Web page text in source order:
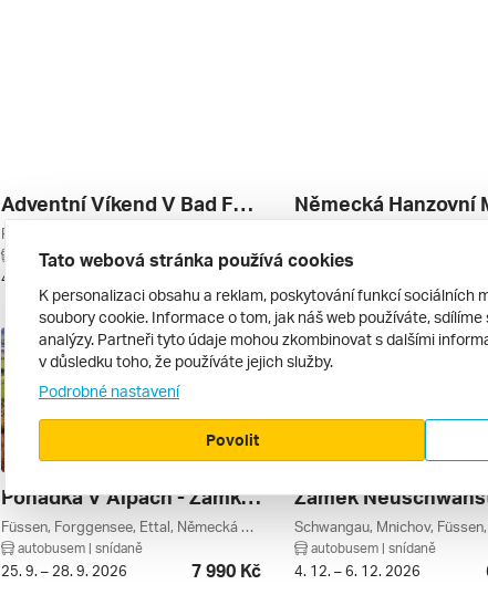
Adventní Víkend V Bad Füssing A Vánoční Trhy V Pasově ***
autobusem | bez stravy
4. 12. – 6. 12. 2026 4 599 Kč
Německá Hanzovní
autobusem | snídaně
Pohádka V Alpách - Zámky Ludvíka Ii. Bavorského
Füssen, Forggensee, Ettal, Německá Jezera, Garmisch-partenkirchen, Bavorsko, Allgäu, Německo
autobusem | snídaně
25. 9. – 28. 9. 2026 7 990 Kč
autobusem | snídaně
4. 12. – 6. 12. 2026
Tato webová stránka používá cookies
K personalizaci obsahu a reklam, poskytování funkcí sociálních
soubory cookie. Informace o tom, jak náš web používáte,
analýzy. Partneři tyto údaje mohou zkombinovat s dalšími
v důsledku toho, že používáte jejich služby.
Podrobné nastavení
Povolit